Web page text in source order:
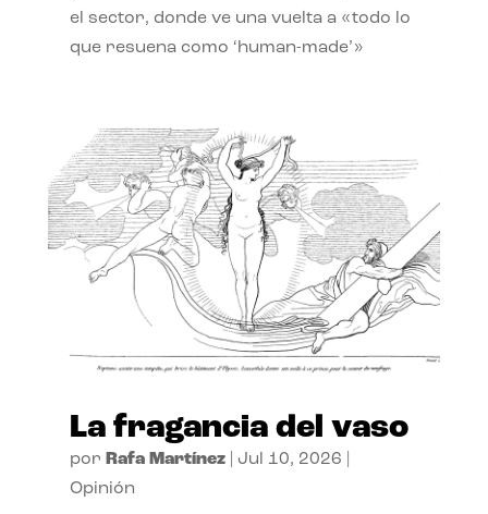
el sector, donde ve una vuelta a «todo lo
que resuena como ‘human-made’»
La fragancia del vaso
por Rafa Martínez| Jul 10, 2026
Opinión